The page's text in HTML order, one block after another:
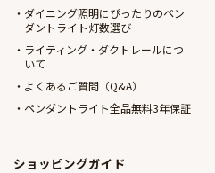
ダイニング照明にぴったりのペン
ダントライト灯数選び
ライティング・ダクトレールにつ
いて
よくあるご質問（Q&A）
ペンダントライト全品無料3年保証
ショッピングガイド